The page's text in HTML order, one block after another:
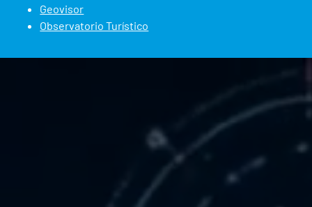
Geovisor
Observatorio Turístico